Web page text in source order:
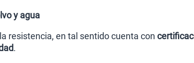
y agua
resistencia, en tal sentido cuenta con
.